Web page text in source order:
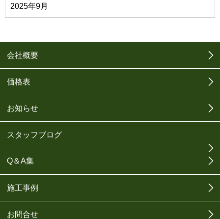
2025年9月
会社概要
価格表
お知らせ
スタッフブログ
Q＆A集
施工事例
お問合せ